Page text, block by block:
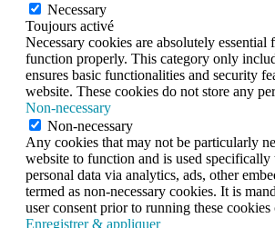
Necessary
Toujours activé
Necessary cookies are absolutely essential
function properly. This category only
ensures basic functionalities and security
website. These cookies do not store any
Non-necessary
Non-necessary
Any cookies that may not be particularly
website to function and is used specifically
personal data via analytics, ads, other
termed as non-necessary cookies. It is
user consent prior to running these
Enregistrer & appliquer